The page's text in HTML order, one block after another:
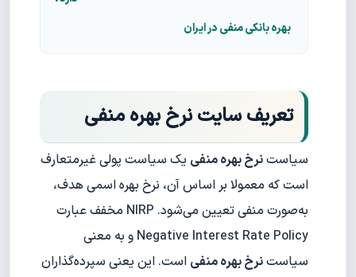
بهره بانکی منفی در ایران
تعریف سایت نرخ بهره منفی
سیاستنرخ بهره منفی یک سیاست پولی غیرمتعارف
است که معمولا بر اساس آن، نرخ بهره اسمی هدف،
به‌صورت منفی تعیین می‌شود. NIRP مخفف عبارت
Negative Interest Rate Policy و به معنی
سیاستنرخ بهره منفی است. این یعنی سپرده‌گذاران